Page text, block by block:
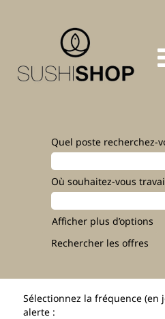
Quel poste recherchez-
Où souhaitez-vous
Afficher plus d’options
Sélectionnez la fréquence (en
alerte :